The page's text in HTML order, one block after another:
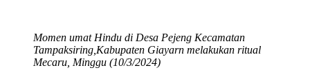
Momen umat Hindu di Desa Pejeng Kecamatan
Tampaksiring,Kabupaten Giayarn melakukan ritual
Mecaru, Minggu (10/3/2024)